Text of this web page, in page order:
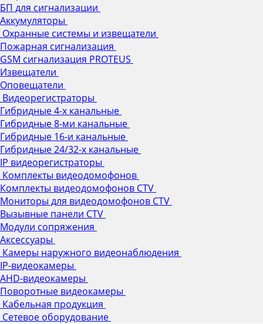
БП для сигнализации
Аккумуляторы
Охранные системы и извещатели
Пожарная сигнализация
GSM сигнализация PROTEUS
Извещатели
Оповещатели
Видеорегистраторы
Гибридные 4-х канальные
Гибридные 8-ми канальные
Гибридные 16-и канальные
Гибридные 24/32-х канальные
IP видеорегистраторы
Комплекты видеодомофонов
Комплекты видеодомофонов CTV
Мониторы для видеодомофонов CTV
Вызывные панели CTV
Модули сопряжения
Аксессуары
Камеры наружного видеонаблюдения
IP-видеокамеры
AHD-видеокамеры
Поворотные видеокамеры
Кабельная продукция
Сетевое оборудование